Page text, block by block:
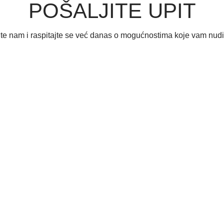
POŠALJITE UPIT
nam i raspitajte se već danas o mogućnostima koje vam